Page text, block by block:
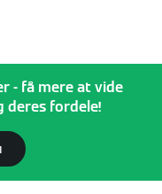
- få mere at vide
deres fordele!